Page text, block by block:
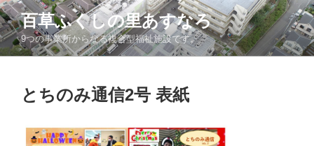
コ
ン
テ
ン
百草ふくしの里あすなろ
9つの事業所からなる複合型福祉施設です。
とちのみ通信2号 表紙